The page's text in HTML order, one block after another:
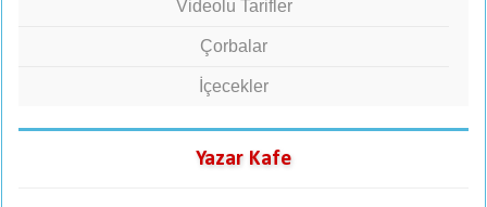
Videolu Tarifler
Çorbalar
İçecekler
Yazar Kafe